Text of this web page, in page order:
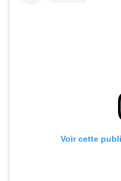
Voir cette